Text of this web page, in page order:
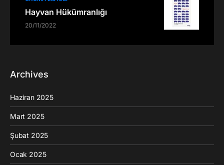
Hayvan Hükümranlığı
20/11/2022
Archives
Haziran 2025
Mart 2025
Şubat 2025
Ocak 2025